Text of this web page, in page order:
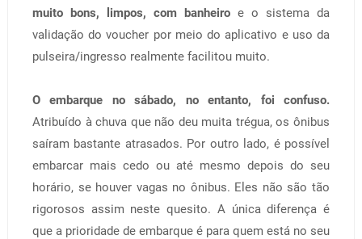
muito bons, limpos, com banheiroe o sistema da
validação do voucher por meio do aplicativo e uso da
pulseira/ingresso realmente facilitou muito.
O embarque no sábado, no entanto, foi confuso.
Atribuído à chuva que não deu muita trégua, os ônibus
saíram bastante atrasados. Por outro lado, é possível
embarcar mais cedo ou até mesmo depois do seu
horário, se houver vagas no ônibus. Eles não são tão
rigorosos assim neste quesito. A única diferença é
que a prioridade de embarque é para quem está no seu